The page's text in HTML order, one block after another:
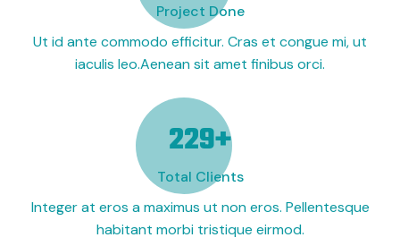
Project Done
Ut id ante commodo efficitur. Cras et congue mi, ut
iaculis leo.Aenean sit amet finibus orci.
264+
Total Clients
Integer at eros a maximus ut non eros. Pellentesque
habitant morbi tristique eirmod.